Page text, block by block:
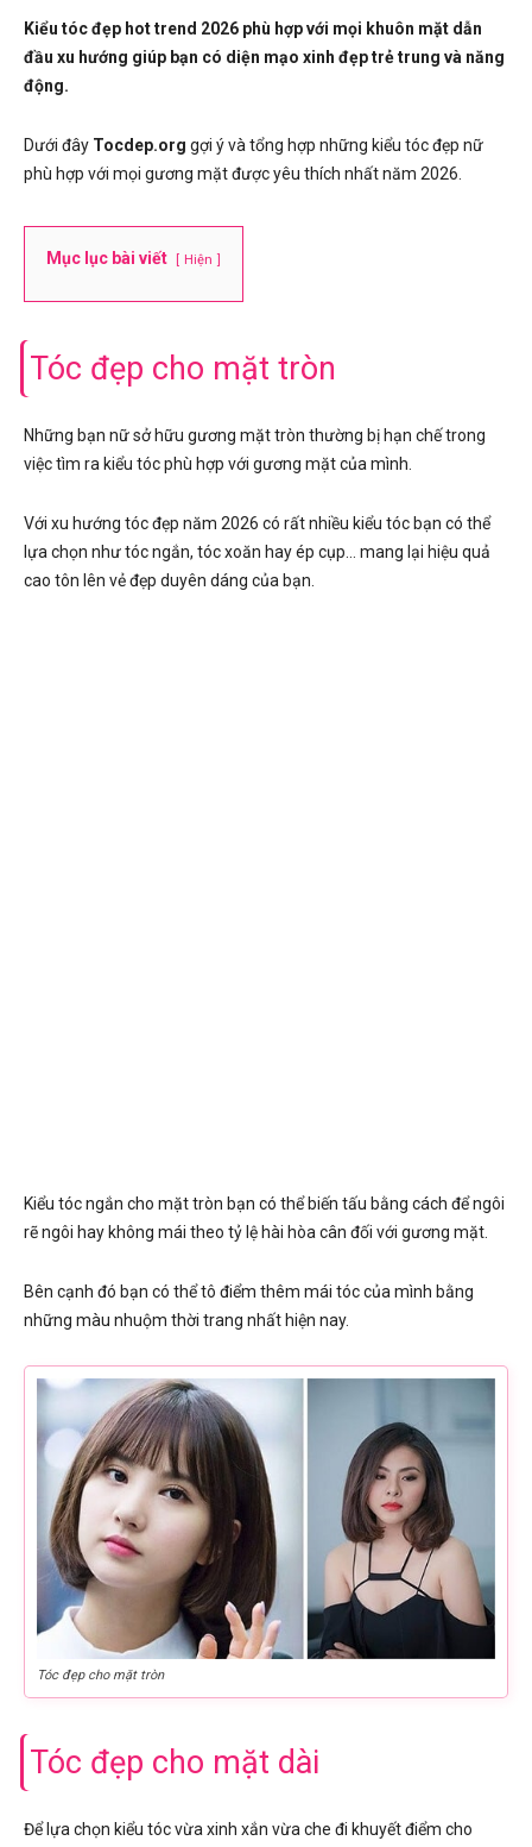
Kiểu tóc đẹp hot trend 2026 phù hợp với mọi khuôn mặt dẫn
đầu xu hướng giúp bạn có diện mạo xinh đẹp trẻ trung và năng
động.
Dưới đây Tocdep.org gợi ý và tổng hợp những kiểu tóc đẹp nữ
phù hợp với mọi gương mặt được yêu thích nhất năm 2026.
Mục lục bài viết Hiện
Tóc đẹp cho mặt tròn
Những bạn nữ sở hữu gương mặt tròn thường bị hạn chế trong
việc tìm ra kiểu tóc phù hợp với gương mặt của mình.
Với xu hướng tóc đẹp năm 2026 có rất nhiều kiểu tóc bạn có thể
lựa chọn như tóc ngắn, tóc xoăn hay ép cụp… mang lại hiệu quả
cao tôn lên vẻ đẹp duyên dáng của bạn.
Kiểu tóc ngắn cho mặt tròn bạn có thể biến tấu bằng cách để ngôi
rẽ ngôi hay không mái theo tỷ lệ hài hòa cân đối với gương mặt.
Bên cạnh đó bạn có thể tô điểm thêm mái tóc của mình bằng
những màu nhuộm thời trang nhất hiện nay.
Tóc đẹp cho mặt tròn
Tóc đẹp cho mặt dài
Để lựa chọn kiểu tóc vừa xinh xắn vừa che đi khuyết điểm cho